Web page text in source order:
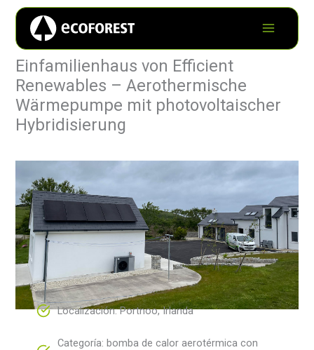
Einfamilienhaus von Efficient
Renewables – Aerothermische
Wärmepumpe mit photovoltaischer
Hybridisierung
Localización: Portnoo, Irlanda
Categoría: bomba de calor aerotérmica con